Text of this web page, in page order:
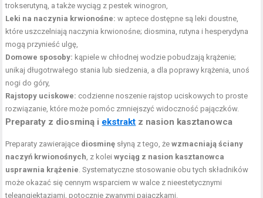
trokserutyną, a także wyciąg z pestek winogron,
Leki na naczynia krwionośne: w aptece dostępne są leki doustne,
które uszczelniają naczynia krwionośne; diosmina, rutyna i hesperydyna
mogą przynieść ulgę,
Domowe sposoby: kąpiele w chłodnej wodzie pobudzają krążenie;
unikaj długotrwałego stania lub siedzenia, a dla poprawy krążenia, unoś
nogi do góry,
Rajstopy uciskowe: codzienne noszenie rajstop uciskowych to proste
rozwiązanie, które może pomóc zmniejszyć widoczność pajączków.
Preparaty z diosminą i ekstrakt z nasion kasztanowca
Preparaty zawierające diosminę słyną z tego, żewzmacniają ściany
naczyń krwionośnych , z koleiwyciąg z nasion kasztanowca
usprawnia krążenie . Systematyczne stosowanie obu tych składników
może okazać się cennym wsparciem w walce z nieestetycznymi
teleangiektazjami, potocznie zwanymi pajączkami.